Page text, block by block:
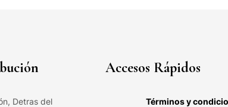
Detras del
Accesos Rápidos
Términos y